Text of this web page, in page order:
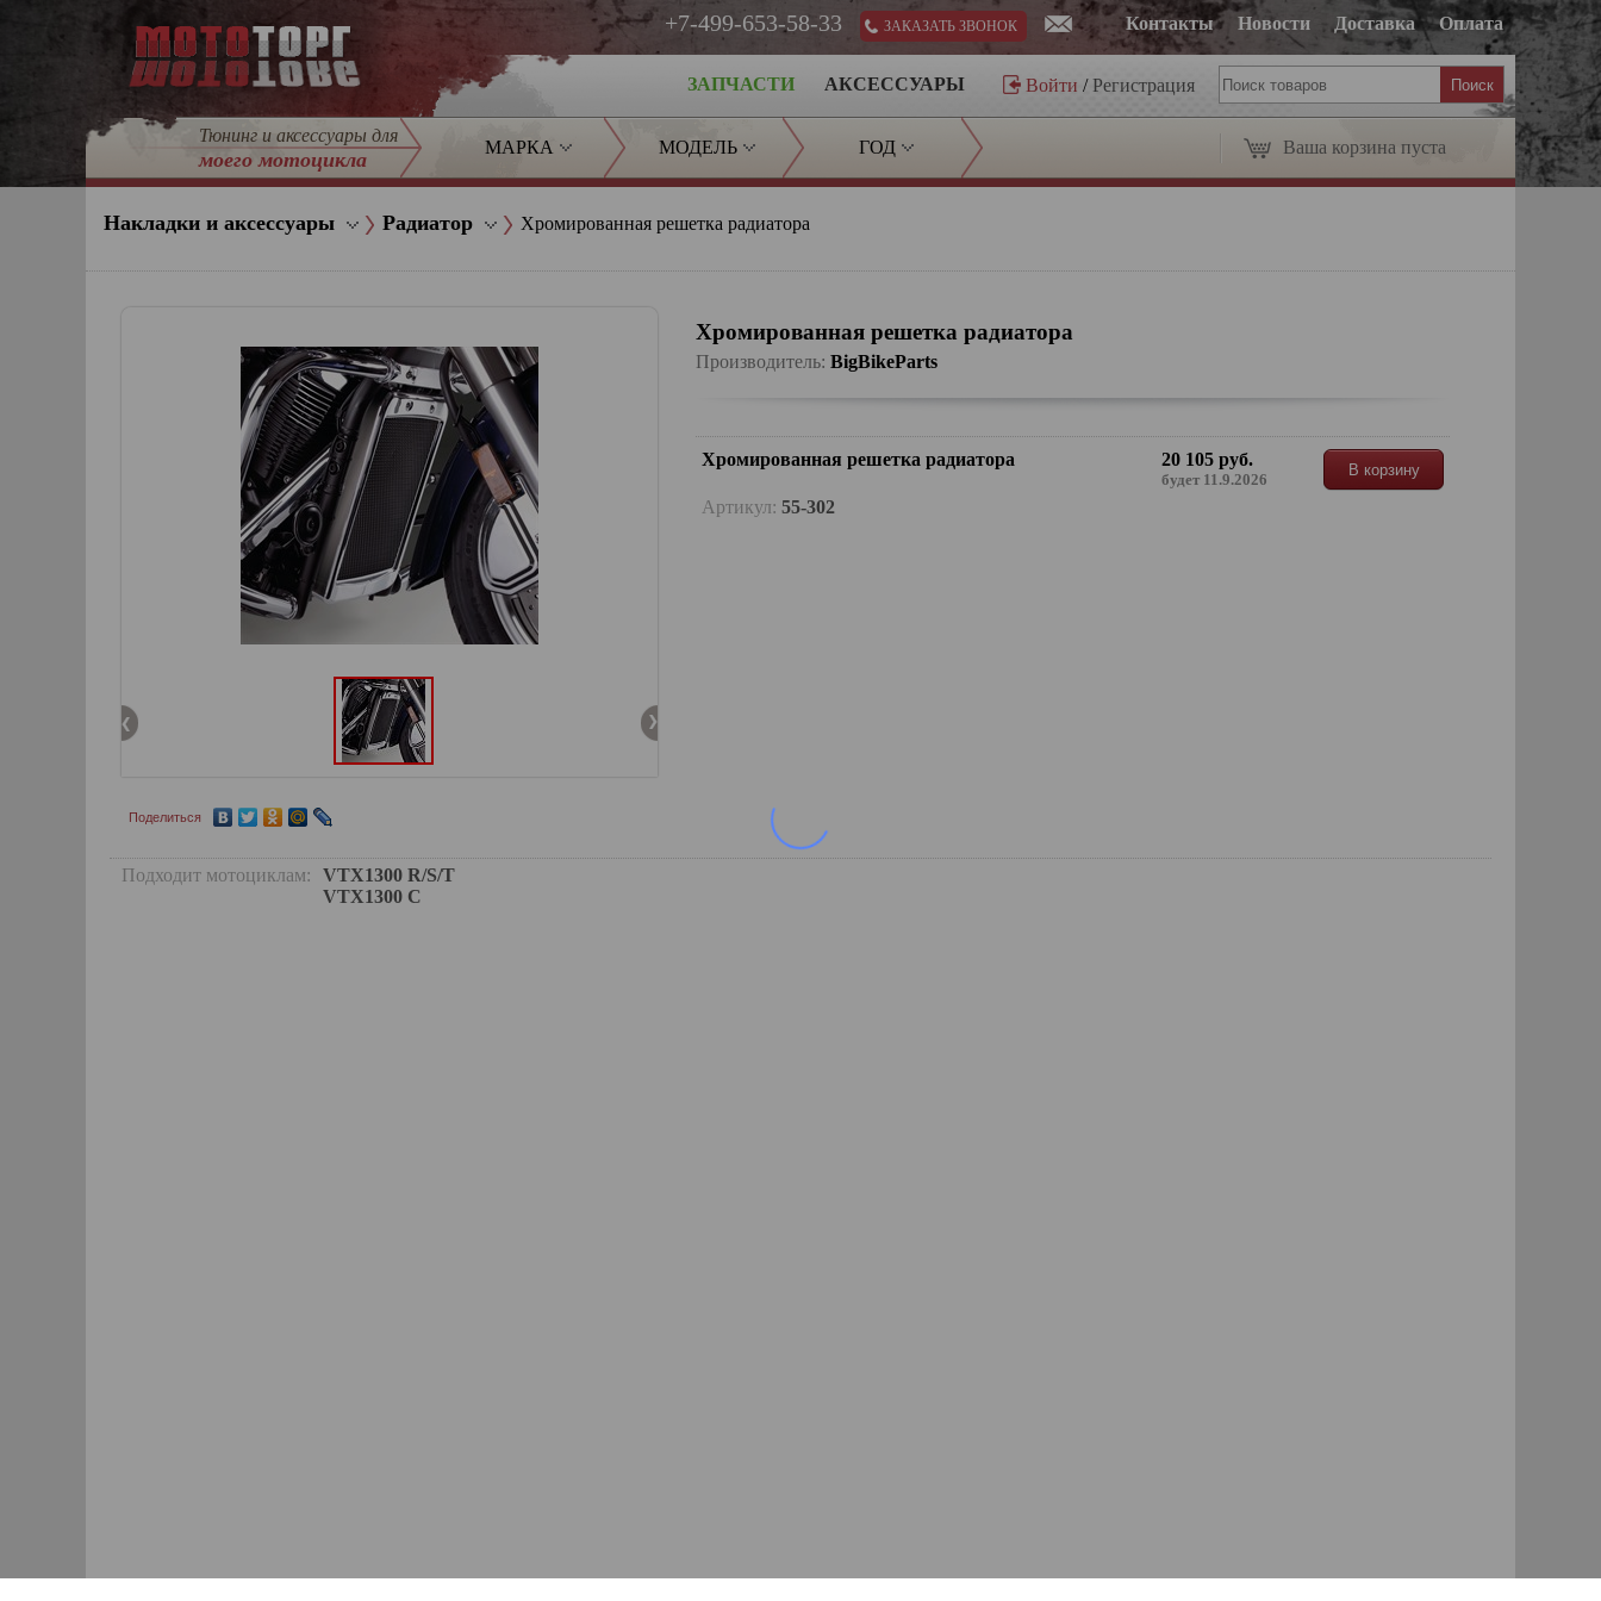
Оплата
Доставка
Новости
Контакты
ЗАКАЗАТЬ ЗВОНОК
+7-499-653-58-33
Войти /Регистрация
АКСЕССУАРЫ
ЗАПЧАСТИ
Тюнинг и аксессуары для
моего мотоцикла
МАРКА МОДЕЛЬ ГОД Ваша корзина пуста
Накладки и аксессуары Радиатор Хромированная решетка радиатора
Хромированная решетка радиатора
Производитель: BigBikeParts
Хромированная решетка радиатора 20 105 руб.
будет 11.9.2026
В корзину
Артикул: 55-302
Поделиться
Подходит мотоциклам:
VTX1300 R/S/T
VTX1300 C